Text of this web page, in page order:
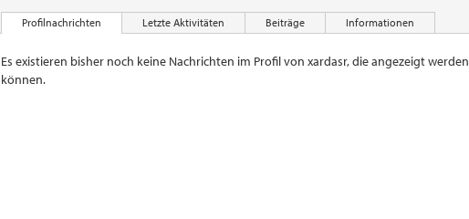
Profilnachrichten Letzte Aktivitäten Beiträge Informationen
Es existieren bisher noch keine Nachrichten im Profil von xardasr, die angezeigt werden
können.